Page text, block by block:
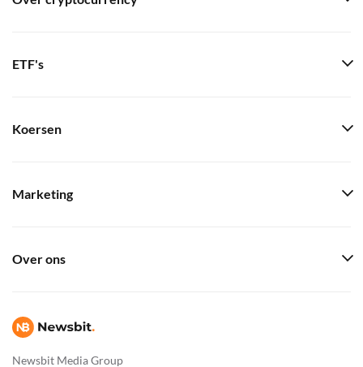
Newsbit Media Group
ETF's
Koersen
Marketing
Over ons